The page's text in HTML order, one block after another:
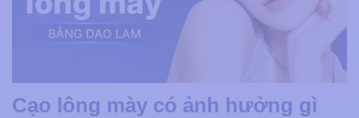
Cạo lông mày có ảnh hưởng gì